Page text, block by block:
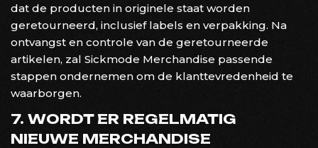
dat de producten in originele staat worden
geretourneerd, inclusief labels en verpakking. Na
ontvangst en controle van de geretourneerde
artikelen, zal Sickmode Merchandise passende
stappen ondernemen om de klanttevredenheid te
waarborgen.
7. WORDT ER REGELMATIG
NIEUWE MERCHANDISE